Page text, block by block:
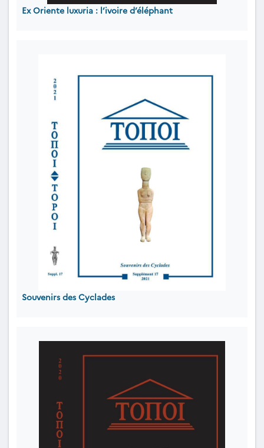
Ex Oriente luxuria : l’ivoire d’éléphant
Souvenirs des Cyclades